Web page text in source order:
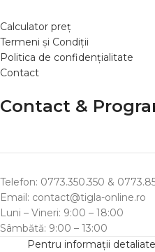
Calculator preț
Termeni și Condiții
Politica de confidențialitate
Contact
Contact &
Telefon: 0773.350.350 &
Email: contact@tigla-online.ro
Luni – Vineri: 9:00 – 18:00
Sâmbătă: 9:00 – 13:00
Pentru informații